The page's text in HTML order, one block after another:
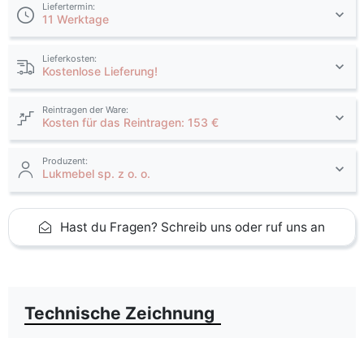
Liefertermin:
11 Werktage
Lieferkosten:
Kostenlose Lieferung!
Reintragen der Ware:
Kosten für das Reintragen: 153 €
Produzent:
Lukmebel sp. z o. o.
Hast du Fragen? Schreib uns oder ruf uns an
Technische Zeichnung